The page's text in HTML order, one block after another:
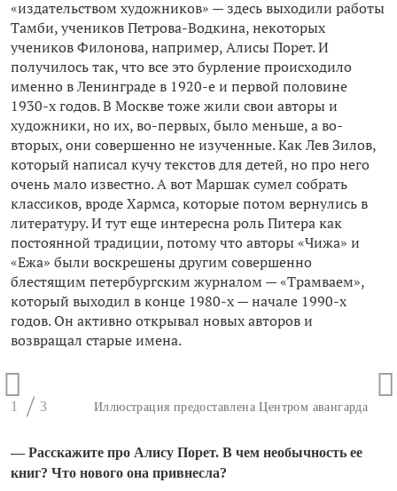
«издательством художников» — здесь выходили работы
Тамби, учеников Петрова-Водкина, некоторых
учеников Филонова, например, Алисы Порет. И
получилось так, что все это бурление происходило
именно в Ленинграде в 1920-е и первой половине
1930-х годов. В Москве тоже жили свои авторы и
художники, но их, во-первых, было меньше, а во-
вторых, они совершенно не изученные. Как Лев Зилов,
который написал кучу текстов для детей, но про него
очень мало известно. А вот Маршак сумел собрать
классиков, вроде Хармса, которые потом вернулись в
литературу. И тут еще интересна роль Питера как
постоянной традиции, потому что авторы «Чижа» и
«Ежа» были воскрешены другим совершенно
блестящим петербургским журналом — «Трамваем»,
который выходил в конце 1980-х — начале 1990-х
годов. Он активно открывал новых авторов и
возвращал старые имена.
Иллюстрация предоставлена Центром авангарда
1 3
— Расскажите про Алису Порет. В чем необычность ее
книг? Что нового она привнесла?